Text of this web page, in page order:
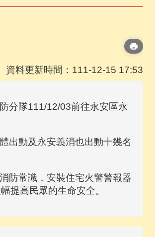
資料更新時間：111-12-15 17:53
分隊111/12/03前往永安區永
出動及永安義消也出動十幾名
防常識，安裝住宅火警警報器
提高民眾的生命安全。